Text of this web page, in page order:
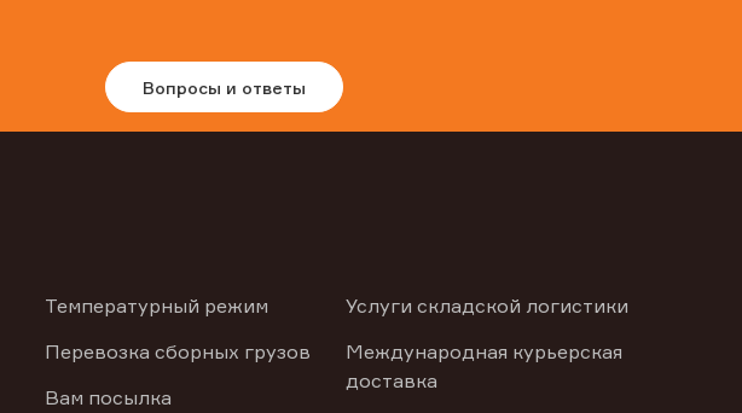
Вопросы и ответы
Температурный режим
Перевозка сборных грузов
Вам посылка
Услуги складской логистики
Международная курьерская
доставка